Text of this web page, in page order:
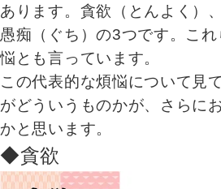
あります。貪欲（とんよく）
愚痴（ぐち）の3つです。こ
悩とも言っています。
この代表的な煩悩について見
がどういうものかが、さらに
かと思います。
◆貪欲